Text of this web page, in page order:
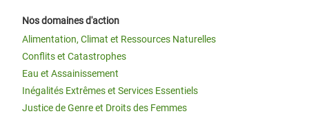
Nos domaines d'action
Alimentation, Climat et Ressources Naturelles
Conflits et Catastrophes
Eau et Assainissement
Inégalités Extrêmes et Services Essentiels
Justice de Genre et Droits des Femmes